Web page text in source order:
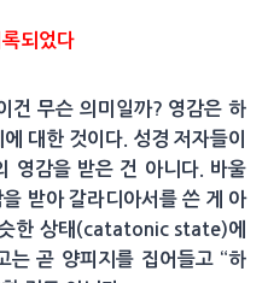
되었다
건 무슨 의미일까? 영감은 하
대한 것이다. 성경 저자들이
영감을 받은 건 아니다. 바울
받아 갈라디아서를 쓴 게 아
한 상태(catatonic state)에
는 곧 양피지를 집어들고 “하